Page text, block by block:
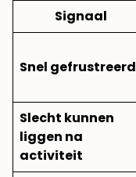
Signaal
Snel gefrustreerd
Slecht kunnen
liggen na
activiteit